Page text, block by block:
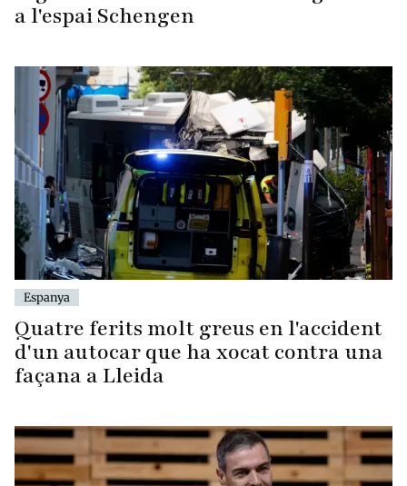
a l'espai Schengen
Espanya
Quatre ferits molt greus en l'accident
d'un autocar que ha xocat contra una
façana a Lleida